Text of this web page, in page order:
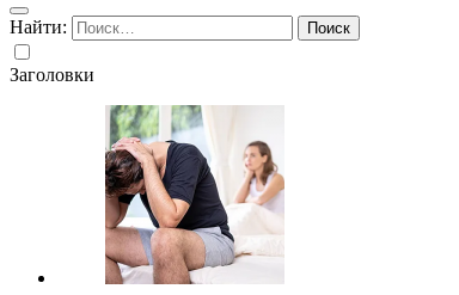
Найти:
Заголовки